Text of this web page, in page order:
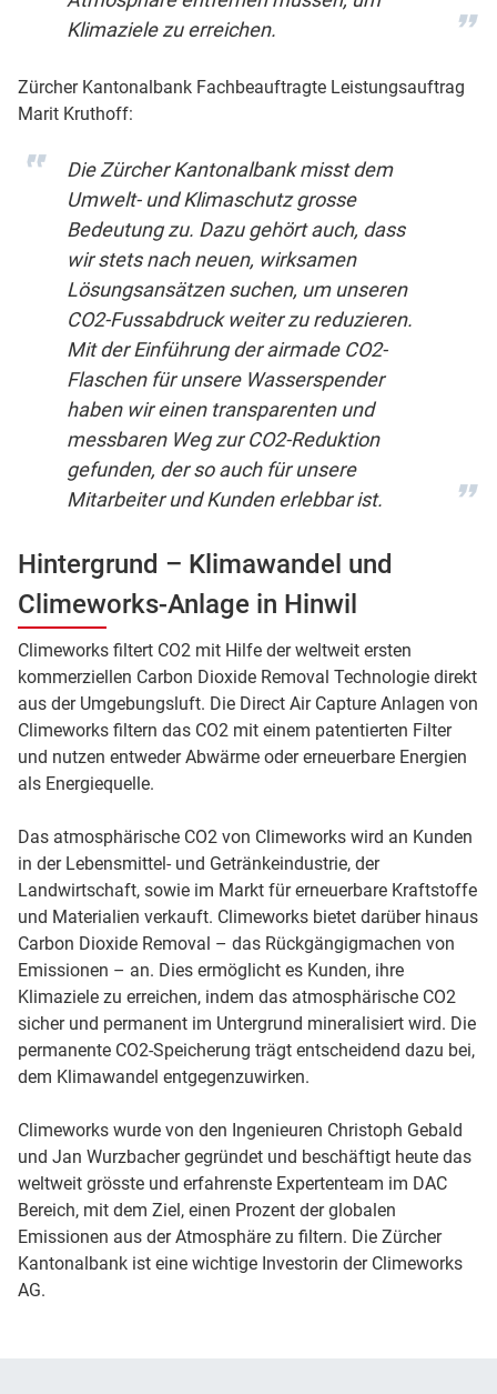
Klimaziele zu erreichen.
Zürcher Kantonalbank Fachbeauftragte Leistungsauftrag
Marit Kruthoff:
Die Zürcher Kantonalbank misst dem
Umwelt- und Klimaschutz grosse
Bedeutung zu. Dazu gehört auch, dass
wir stets nach neuen, wirksamen
Lösungsansätzen suchen, um unseren
CO2-Fussabdruck weiter zu reduzieren.
Mit der Einführung der airmade CO2-
Flaschen für unsere Wasserspender
haben wir einen transparenten und
messbaren Weg zur CO2-Reduktion
gefunden, der so auch für unsere
Mitarbeiter und Kunden erlebbar ist.
Hintergrund – Klimawandel und
Climeworks-Anlage in Hinwil
Climeworks filtert CO2 mit Hilfe der weltweit ersten
kommerziellen Carbon Dioxide Removal Technologie direkt
aus der Umgebungsluft. Die Direct Air Capture Anlagen von
Climeworks filtern das CO2 mit einem patentierten Filter
und nutzen entweder Abwärme oder erneuerbare Energien
als Energiequelle.
Das atmosphärische CO2 von Climeworks wird an Kunden
in der Lebensmittel- und Getränkeindustrie, der
Landwirtschaft, sowie im Markt für erneuerbare Kraftstoffe
und Materialien verkauft. Climeworks bietet darüber hinaus
Carbon Dioxide Removal – das Rückgängigmachen von
Emissionen – an. Dies ermöglicht es Kunden, ihre
Klimaziele zu erreichen, indem das atmosphärische CO2
sicher und permanent im Untergrund mineralisiert wird. Die
permanente CO2-Speicherung trägt entscheidend dazu bei,
dem Klimawandel entgegenzuwirken.
Climeworks wurde von den Ingenieuren Christoph Gebald
und Jan Wurzbacher gegründet und beschäftigt heute das
weltweit grösste und erfahrenste Expertenteam im DAC
Bereich, mit dem Ziel, einen Prozent der globalen
Emissionen aus der Atmosphäre zu filtern. Die Zürcher
Kantonalbank ist eine wichtige Investorin der Climeworks
AG.